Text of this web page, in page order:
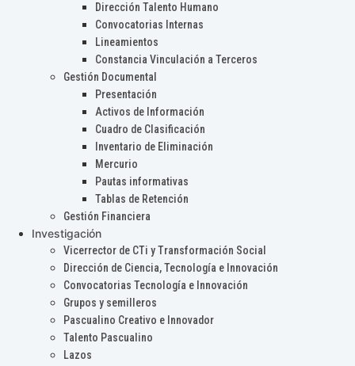
Dirección Talento Humano
Convocatorias Internas
Lineamientos
Constancia Vinculación a Terceros
Gestión Documental
Presentación
Activos de Información
Cuadro de Clasificación
Inventario de Eliminación
Mercurio
Pautas informativas
Tablas de Retención
Gestión Financiera
Investigación
Vicerrector de CTi y Transformación Social
Dirección de Ciencia, Tecnología e Innovación
Convocatorias Tecnología e Innovación
Grupos y semilleros
Pascualino Creativo e Innovador
Talento Pascualino
Lazos